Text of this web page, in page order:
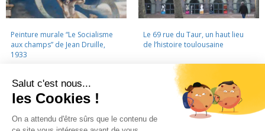
Peinture murale “Le Socialisme
aux champs” de Jean Druille,
1933
Le 69 rue du Taur, un haut lieu
de l’histoire toulousaine